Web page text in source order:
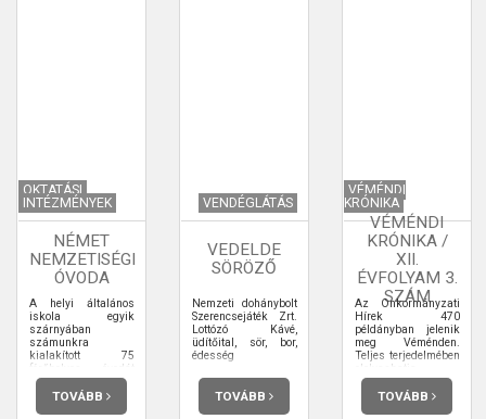
OKTATÁSI
INTÉZMÉNYEK
NÉMET
NEMZETISÉGI
ÓVODA
A helyi általános
iskola egyik
szárnyában
számunkra
kialakított 75
férőhelyes óvodát
2007-ben vehettük
birtokba. A jól
felszerelt,
TOVÁBB
VENDÉGLÁTÁS
VEDELDE
SÖRÖZŐ
Nemzeti dohánybolt
Szerencsejáték Zrt.
Lottózó Kávé,
üdítőital, sör, bor,
édesség
TOVÁBB
VÉMÉNDI
KRÓNIKA
VÉMÉNDI
KRÓNIKA /
XII.
ÉVFOLYAM 3.
SZÁM
Az Önkormányzati
Hírek 470
példányban jelenik
meg Véménden.
Teljes terjedelmében
elolvashatja.
TOVÁBB